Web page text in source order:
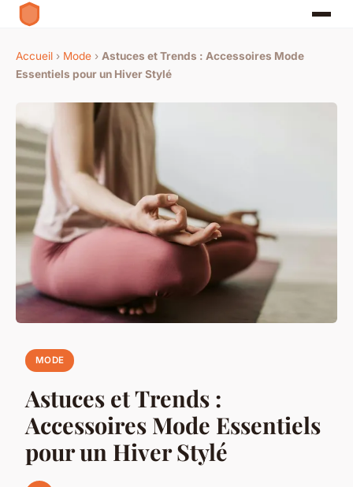
Accueil › Mode › Astuces et Trends : Accessoires Mode
Essentiels pour un Hiver Stylé
MODE
Astuces et Trends :
Accessoires Mode Essentiels
pour un Hiver Stylé